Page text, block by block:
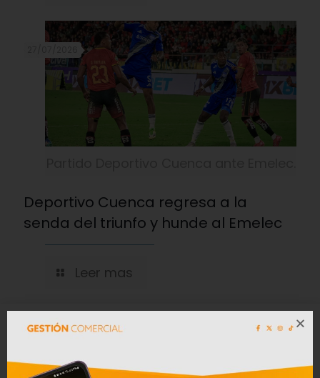
Deportivo Cuenca regresa a la
senda del triunfo y hunde al Emelec
Leer mas